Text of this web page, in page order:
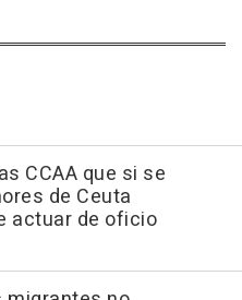
CCAA que si se
de Ceuta
actuar de oficio